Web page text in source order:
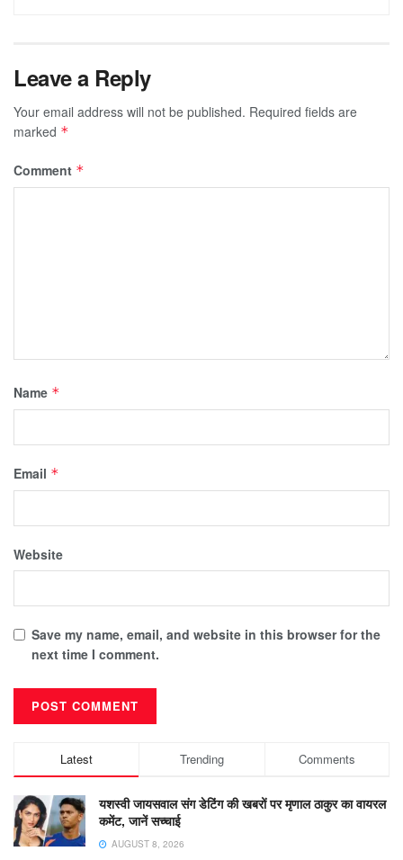
Leave a Reply
Your email address will not be published. Required fields are
marked *
Comment *
Name *
Email *
Website
Save my name, email, and website in this browser for the
next time I comment.
Latest Trending Comments
यशस्वी जायसवाल संग डेटिंग की खबरों पर मृणाल ठाकुर का वायरल
कमेंट, जानें सच्चाई
AUGUST 8, 2026